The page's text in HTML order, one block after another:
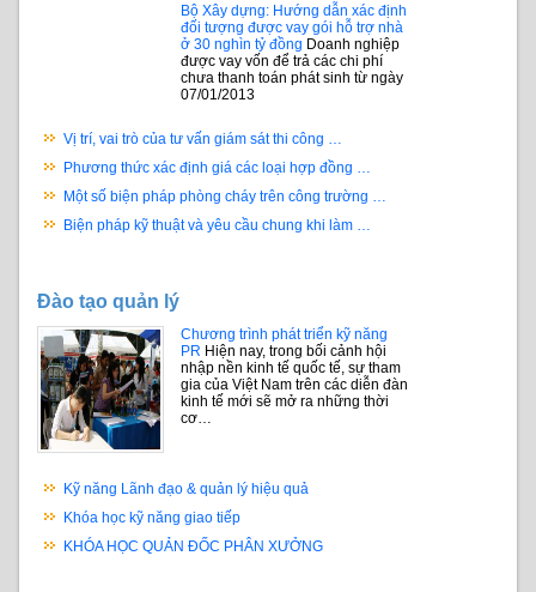
Bộ Xây dựng: Hướng dẫn xác định
đối tượng được vay gói hỗ trợ nhà
ở 30 nghìn tỷ đồng Doanh nghiệp
được vay vốn để trả các chi phí
chưa thanh toán phát sinh từ ngày
07/01/2013
Vị trí, vai trò của tư vấn giám sát thi công …
Phương thức xác định giá các loại hợp đồng …
Một số biện pháp phòng cháy trên công trường …
Biện pháp kỹ thuật và yêu cầu chung khi làm …
Đào tạo quản lý
Chương trình phát triển kỹ năng
PR Hiện nay, trong bối cảnh hội
nhập nền kinh tế quốc tế, sự tham
gia của Việt Nam trên các diễn đàn
kinh tế mới sẽ mở ra những thời
cơ…
Kỹ năng Lãnh đạo & quản lý hiệu quả
Khóa học kỹ năng giao tiếp
KHÓA HỌC QUẢN ĐỐC PHÂN XƯỞNG